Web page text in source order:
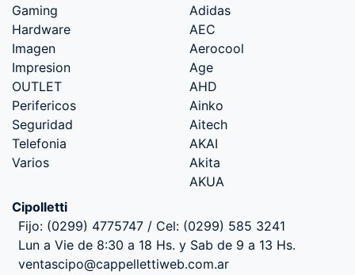
Gaming
Hardware
Imagen
Impresion
OUTLET
Perifericos
Seguridad
Telefonia
Varios
Adidas
AEC
Aerocool
Age
AHD
Ainko
Aitech
AKAI
Akita
AKUA
Cipolletti
Fijo: (0299) 4775747 / Cel: (0299) 585 3241
Lun a Vie de 8:30 a 18 Hs. y Sab de 9 a 13 Hs.
ventascipo@cappellettiweb.com.ar